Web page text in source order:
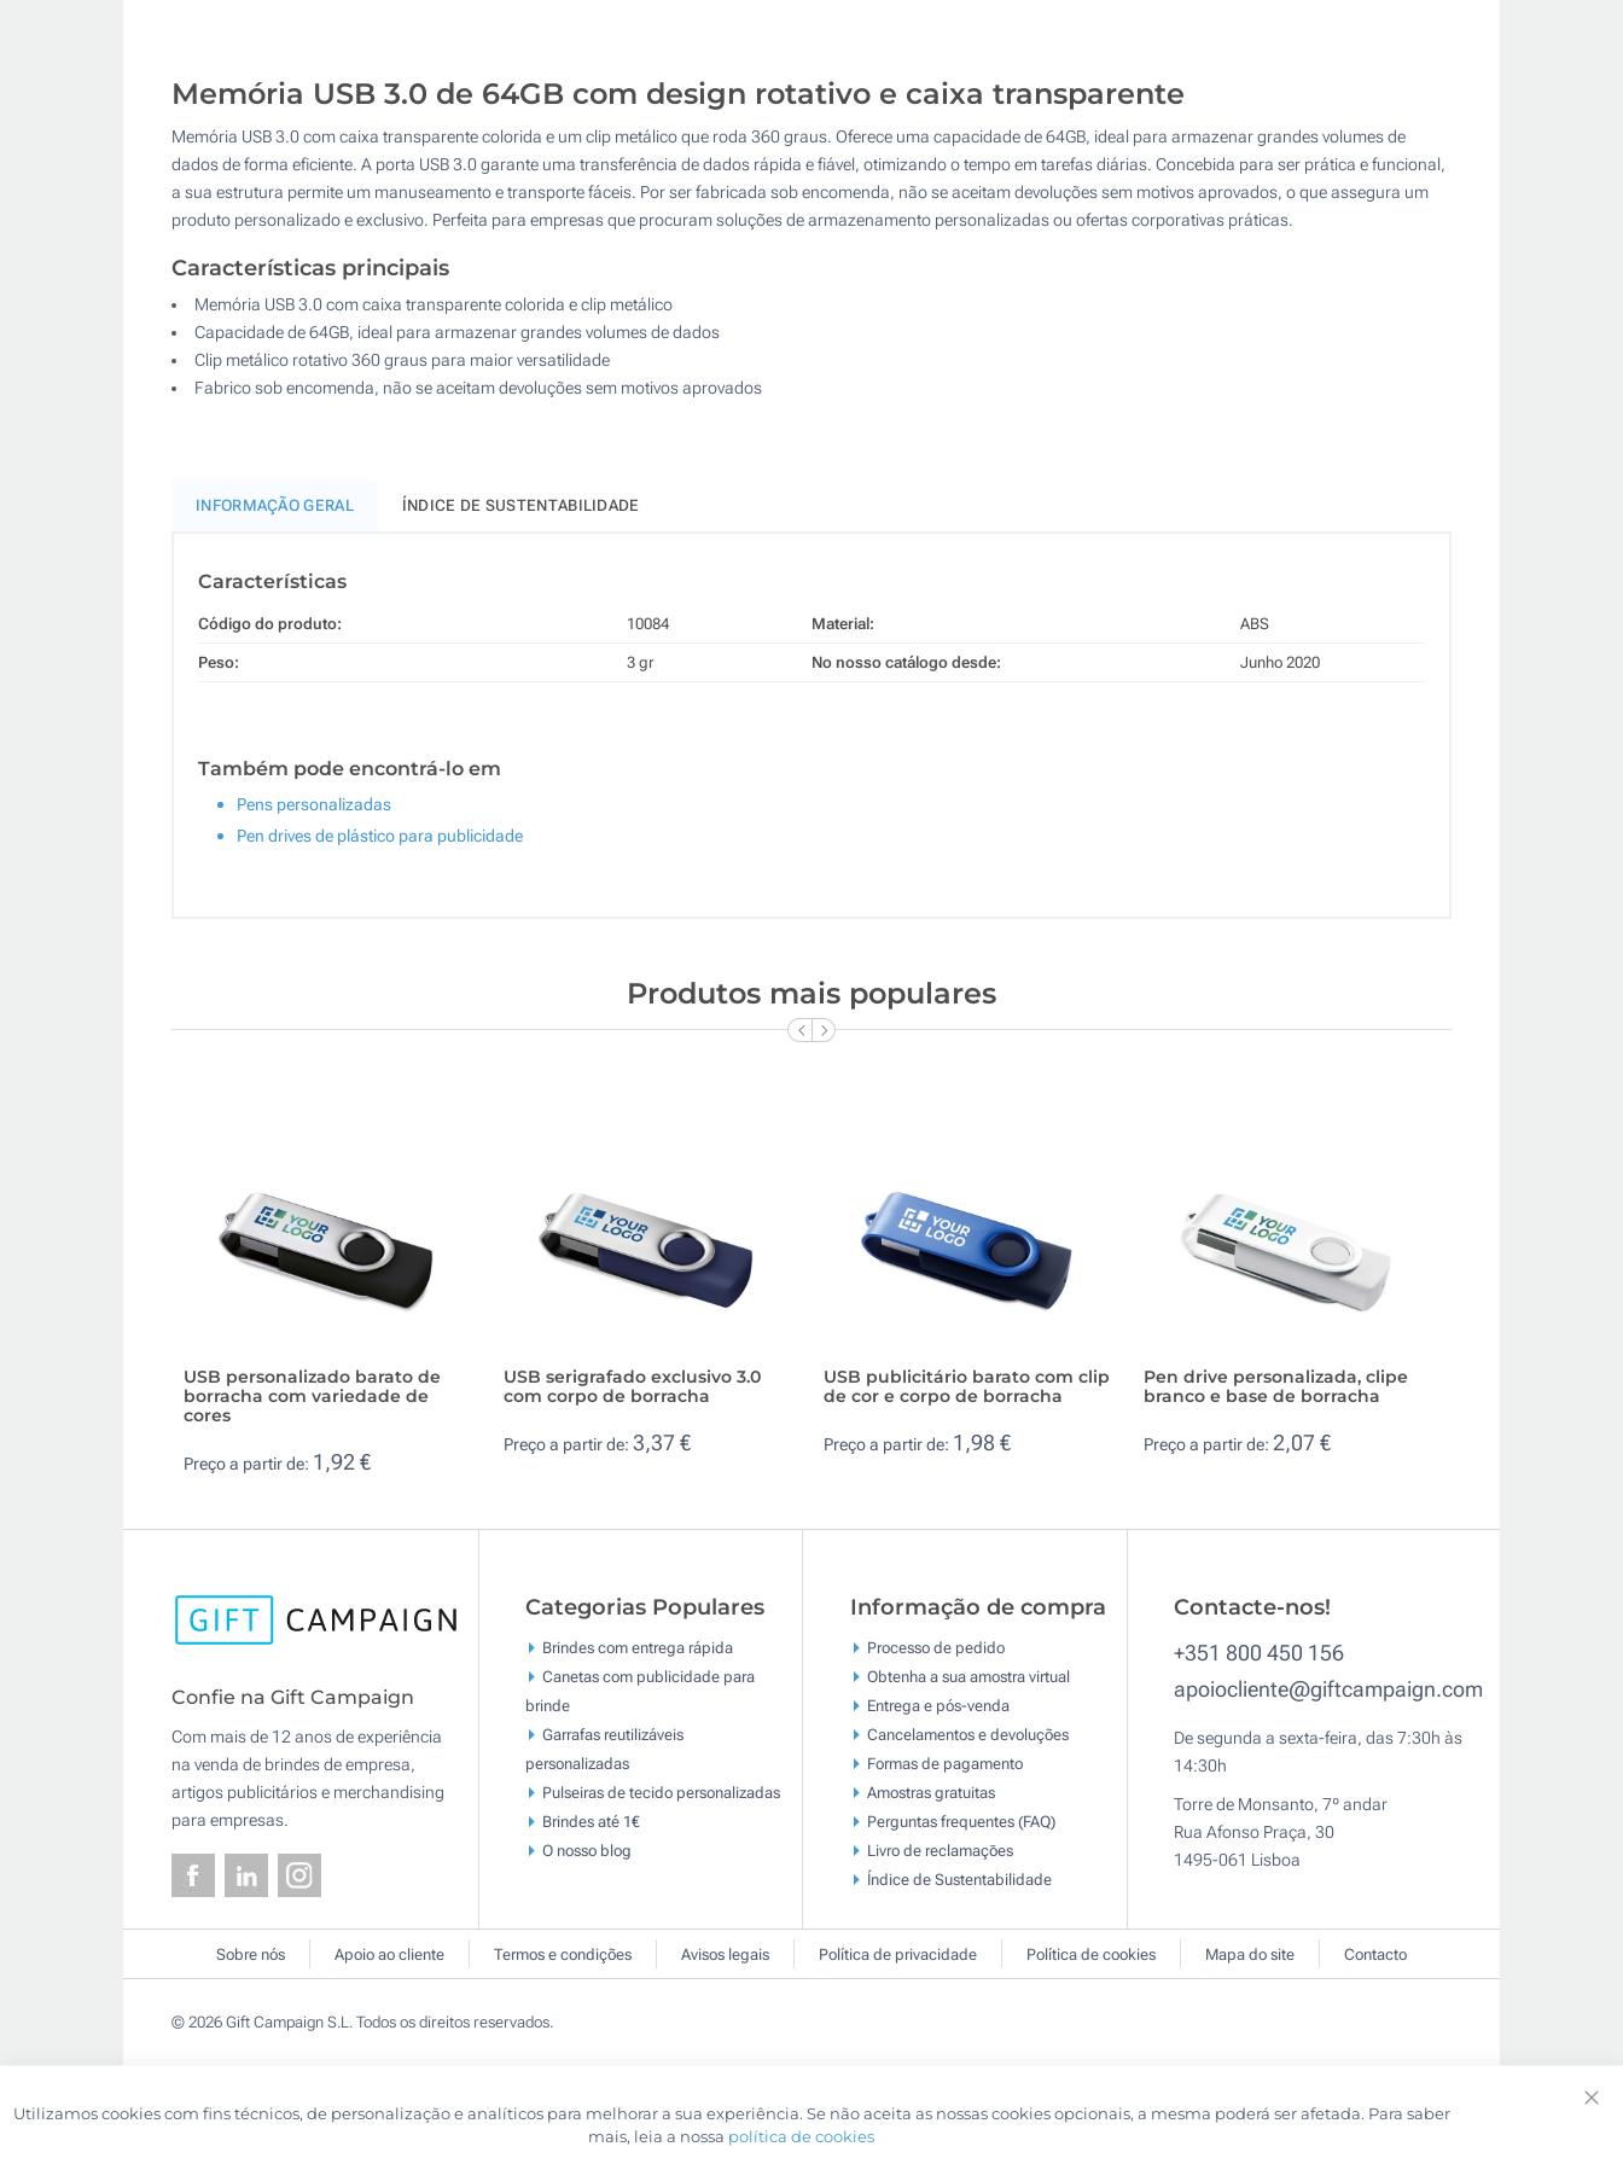
Impressão Digital
Sem marcação
Serigrafia a 4 Cores
Gravação Laser
Impressão Digital
1000
2000
Outra : Atualizar
Memória USB 3.0 de 64GB com design rotativo e caixa transparente
Memória USB 3.0 com caixa transparente colorida e um clip metálico que roda 360 graus. Oferece uma capacidade de 64GB, ideal para armazenar grandes volumes de
dados de forma eficiente. A porta USB 3.0 garante uma transferência de dados rápida e fiável, otimizando o tempo em tarefas diárias. Concebida para ser prática e funcional,
a sua estrutura permite um manuseamento e transporte fáceis. Por ser fabricada sob encomenda, não se aceitam devoluções sem motivos aprovados, o que assegura um
produto personalizado e exclusivo. Perfeita para empresas que procuram soluções de armazenamento personalizadas ou ofertas corporativas práticas.
Características principais
Memória USB 3.0 com caixa transparente colorida e clip metálico
Capacidade de 64GB, ideal para armazenar grandes volumes de dados
Clip metálico rotativo 360 graus para maior versatilidade
Fabrico sob encomenda, não se aceitam devoluções sem motivos aprovados
INFORMAÇÃO GERAL ÍNDICE DE SUSTENTABILIDADE
Características
Código do produto: 10084
Peso: 3 gr
Material: ABS
No nosso catálogo desde: Junho 2020
Também pode encontrá-lo em
Pens personalizadas
Pen drives de plástico para publicidade
Produtos mais populares
USB personalizado barato de
borracha com variedade de
cores
Preço a partir de: 1,92 €
USB serigrafado exclusivo 3.0
com corpo de borracha
Preço a partir de: 3,37 €
USB publicitário barato com clip
de cor e corpo de borracha
Preço a partir de: 1,98 €
Pen drive personalizada, clipe
branco e base de borracha
Preço a partir de: 2,07 €
Confie na Gift Campaign
Com mais de 12 anos de experiência
na venda de brindes de empresa,
artigos publicitários e merchandising
para empresas.
Categorias Populares
Brindes com entrega rápida
Canetas com publicidade para
brinde
Garrafas reutilizáveis
personalizadas
Pulseiras de tecido personalizadas
Brindes até 1€
O nosso blog
Informação de compra
Processo de pedido
Obtenha a sua amostra virtual
Entrega e pós-venda
Cancelamentos e devoluções
Formas de pagamento
Amostras gratuitas
Perguntas frequentes (FAQ)
Livro de reclamaçōes
Índice de Sustentabilidade
Contacte-nos!
+351 800 450 156
apoiocliente@giftcampaign.com
De segunda a sexta-feira, das 7:30h às
14:30h
Torre de Monsanto, 7º andar
Rua Afonso Praça, 30
1495-061 Lisboa
Sobre nós Apoio ao cliente Termos e condições Avisos legais Política de privacidade Política de cookies Mapa do site Contacto
© 2026 Gift Campaign S.L. Todos os direitos reservados.
Utilizamos cookies com fins técnicos, de personalização e analíticos para melhorar a sua experiência. Se não aceita as nossas cookies opcionais, a mesma poderá ser afetada. Para saber
mais, leia a nossa política de cookies